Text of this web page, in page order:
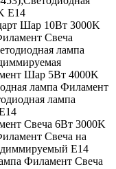
E14
Шар 10Вт 3000K
Свеча
лампа
Шар 5Вт 4000K
лампа Филамент
лампа
Свеча 6Вт 3000K
Свеча на
Е14
Филамент Свеча